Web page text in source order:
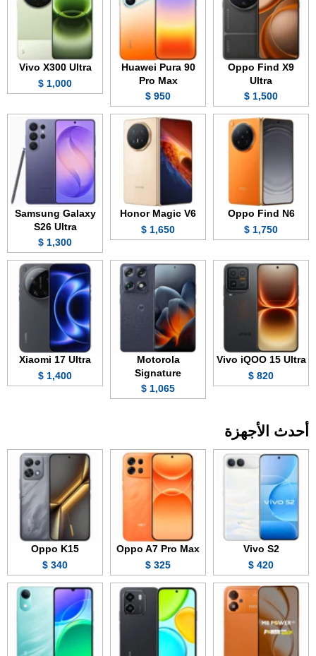
Oppo Find X9
Ultra
1,500 $
Huawei Pura 90
Pro Max
950 $
Vivo X300 Ultra
1,000 $
Oppo Find N6
1,750 $
Honor Magic V6
1,650 $
Samsung Galaxy
S26 Ultra
1,300 $
Vivo iQOO 15 Ultra
820 $
Motorola
Signature
1,065 $
Xiaomi 17 Ultra
1,400 $
أحدث الأجهزة
Vivo S2
420 $
Oppo A7 Pro Max
325 $
Oppo K15
340 $